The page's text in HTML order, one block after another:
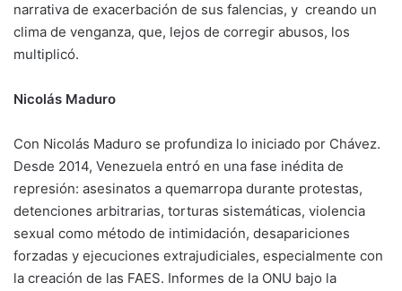
narrativa de exacerbación de sus falencias, y creando un
clima de venganza, que, lejos de corregir abusos, los
multiplicó.
Nicolás Maduro
Con Nicolás Maduro se profundiza lo iniciado por Chávez.
Desde 2014, Venezuela entró en una fase inédita de
represión: asesinatos a quemarropa durante protestas,
detenciones arbitrarias, torturas sistemáticas, violencia
sexual como método de intimidación, desapariciones
forzadas y ejecuciones extrajudiciales, especialmente con
la creación de las FAES. Informes de la ONU bajo la